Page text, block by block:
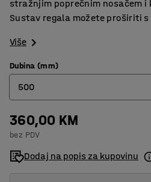
stražnjim poprečnim nosačem
Sustav regala možete proširiti
Više
Dubina (mm)
500
300
400
500
360,00 KM
bez PDV
Dodaj na popis za kupovinu